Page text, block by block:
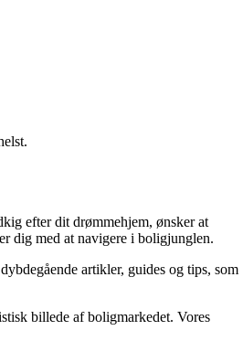
efter dit drømmehjem, ønsker at
dig med at navigere i boligjunglen.
artikler, guides og tips, som
billede af boligmarkedet. Vores